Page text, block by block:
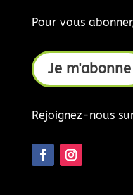
Pour vous
Je m'abonne
Rejoignez-nous